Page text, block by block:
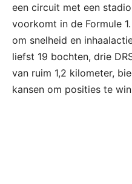
een circuit met een
voorkomt in de Formule
om snelheid en
liefst 19 bochten, drie
van ruim 1,2 kilometer,
kansen om posities te